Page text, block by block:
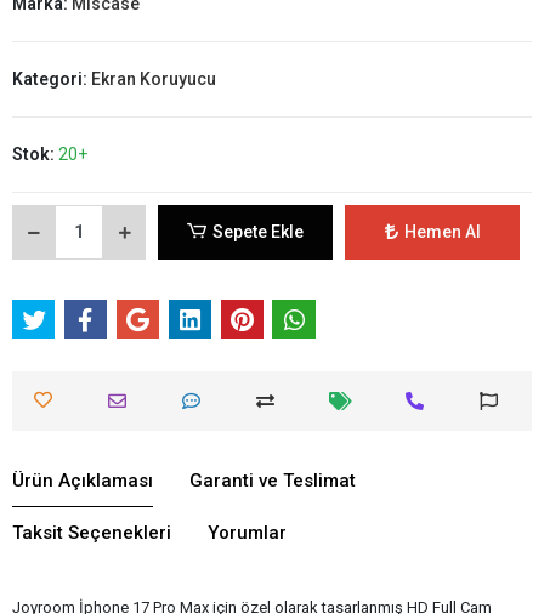
Kategori: Ekran Koruyucu
Stok: 20+
Sepete Ekle Hemen Al
Ürün Açıklaması Garanti ve Teslimat
Taksit Seçenekleri Yorumlar
Joyroom İphone 17 Pro Max için özel olarak tasarlanmış HD Full Cam